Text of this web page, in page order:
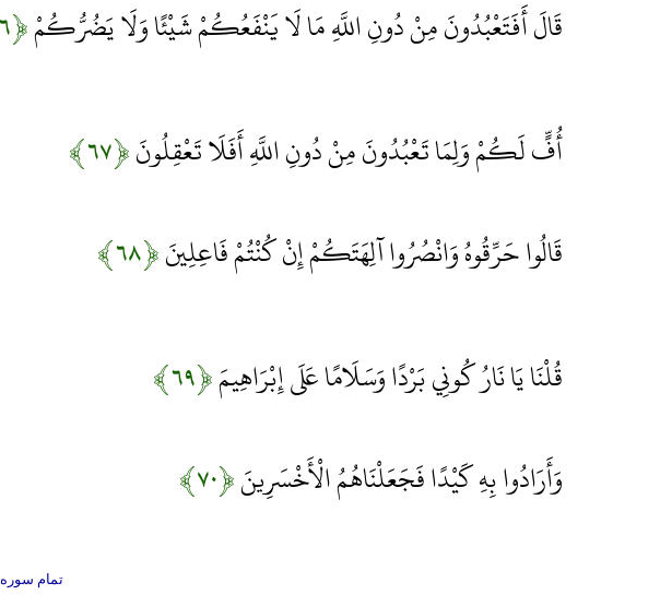
قَالَ أَفَتَعْبُدُونَ مِنْ دُونِ اللَّهِ مَا لَا يَنْفَعُكُمْ شَيْئًا وَلَا يَضُرُّكُمْ﴿۶۶﴾
أُفٍّ لَكُمْ وَلِمَا تَعْبُدُونَ مِنْ دُونِ اللَّهِ أَفَلَا تَعْقِلُونَ﴿۶۷﴾
قَالُوا حَرِّقُوهُ وَانْصُرُوا آلِهَتَكُمْ إِنْ كُنْتُمْ فَاعِلِينَ﴿۶۸﴾
قُلْنَا يَا نَارُ كُونِي بَرْدًا وَسَلَامًا عَلَى إِبْرَاهِيمَ﴿۶۹﴾
وَأَرَادُوا بِهِ كَيْدًا فَجَعَلْنَاهُمُ الْأَخْسَرِينَ﴿۷۰﴾
تمام سوره